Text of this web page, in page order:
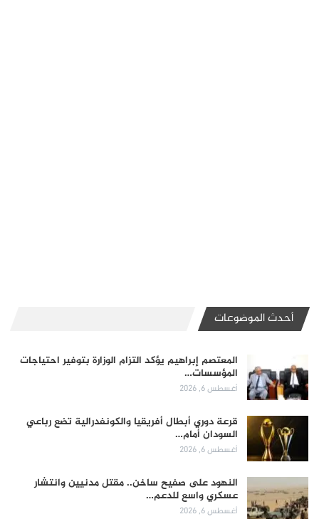
أحدث الموضوعات
المعتصم إبراهيم يؤكد التزام الوزارة بتوفير احتياجات
المؤسسات…
أغسطس 6, 2026
قرعة دوري أبطال أفريقيا والكونفدرالية تضع رباعي
السودان أمام…
أغسطس 6, 2026
النهود على صفيح ساخن.. مقتل مدنيين وانتشار
عسكري واسع للدعم…
أغسطس 6, 2026